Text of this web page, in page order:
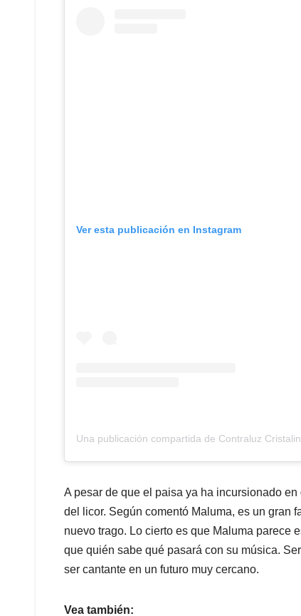
Ver esta publicación en Instagram
Una publicación compartida de Contraluz
A pesar de que el paisa ya ha incursionado
del licor. Según comentó Maluma, es un gran
nuevo trago. Lo cierto es que Maluma parece
que quién sabe qué pasará con su música.
ser cantante en un futuro muy cercano.
Vea también: